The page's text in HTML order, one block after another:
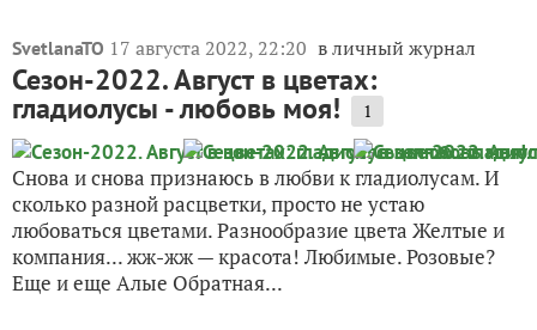
SvetlanaTO 17 августа 2022, 22:20 в личный журнал
Сезон-2022. Август в цветах:
гладиолусы - любовь моя! 1
Снова и снова признаюсь в любви к гладиолусам. И
сколько разной расцветки, просто не устаю
любоваться цветами. Разнообразие цвета Желтые и
компания... жж-жж — красота! Любимые. Розовые?
Еще и еще Алые Обратная...